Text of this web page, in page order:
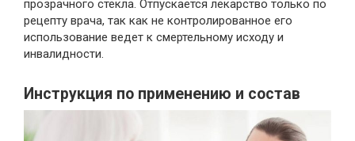
прозрачного стекла. Отпускается лекарство только по
рецепту врача, так как не контролированное его
использование ведет к смертельному исходу и
инвалидности.
Инструкция по применению и состав